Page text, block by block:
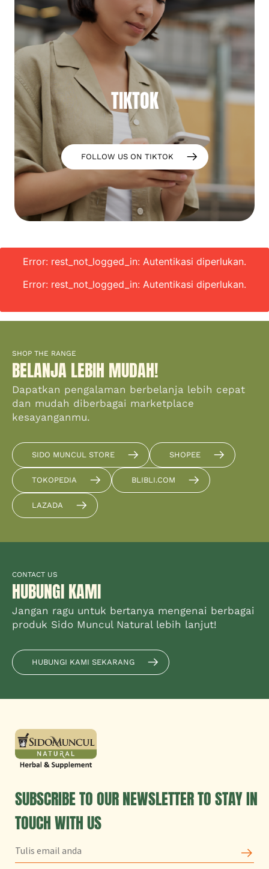
TIKTOK
FOLLOW US ON TIKTOK
Error: rest_not_logged_in: Autentikasi diperlukan.
Error: rest_not_logged_in: Autentikasi diperlukan.
SHOP THE RANGE
BELANJA LEBIH MUDAH!
Dapatkan pengalaman berbelanja lebih cepat
dan mudah diberbagai marketplace
kesayanganmu.
SIDO MUNCUL STORE SHOPEE
TOKOPEDIA BLIBLI.COM
LAZADA
CONTACT US
HUBUNGI KAMI
Jangan ragu untuk bertanya mengenai berbagai
produk Sido Muncul Natural lebih lanjut!
HUBUNGI KAMI SEKARANG
SUBSCRIBE TO OUR NEWSLETTER TO STAY IN
TOUCH WITH US